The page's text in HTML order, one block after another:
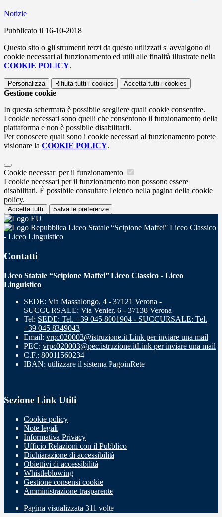
Notizie
Pubblicato il 16-10-2018
Questo sito o gli strumenti terzi da questo utilizzati si avvalgono di
cookie necessari al funzionamento ed utili alle finalità illustrate nella
COOKIE POLICY.
Personalizza Rifiuta tutti i cookies Accetta tutti i cookies
Gestione cookie
In questa schermata è possibile scegliere quali cookie consentire.
I cookie necessari sono quelli che consentono il funzionamento della
piattaforma e non è possibile disabilitarli.
Per conoscere quali sono i cookie necessari al funzionamento potete
visionare la COOKIE POLICY.
Cookie necessari per il funzionamento
I cookie necessari per il funzionamento non possono essere
disabilitati. È possibile consultare l'elenco nella pagina della cookie
policy.
Accetta tutti Salva le preferenze
Liceo Statale “Scipione Maffei” Liceo Classico
- Liceo Linguistico
Contatti
Liceo Statale “Scipione Maffei” Liceo Classico - Liceo
Linguistico
SEDE: Via Massalongo, 4 - 37121 Verona -
SUCCURSALE: Via Venier, 6 - 37138 Verona
Tel: SEDE: Tel. +39 045 8001904 - SUCCURSALE: Tel.
+39 045 8349043
Email: vrpc020003@istruzione.it Link per inviare una mail
PEC: vrpc020003@pec.istruzione.itLink per inviare una mail
C.F.: 80011560234
IBAN: utilizzare il sistema PagoinRete
Sezione Link Utili
Cookie policy
Note legali
Informativa Privacy
Ufficio Relazioni con il Pubblico
Dichiarazione di accessibilità
Obiettivi di accessibilità
Whistleblowing
Gestione consensi cookie
Amministrazione trasparente
Pagina visualizzata 311 volte